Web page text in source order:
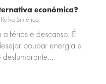
económica?
Relva Sintética
férias e descanso. É
poupar energia e